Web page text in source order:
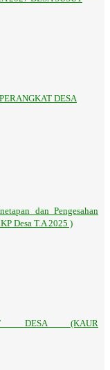
DESA
dan Pengesahan
Desa T.A 2025 )
DESA (KAUR